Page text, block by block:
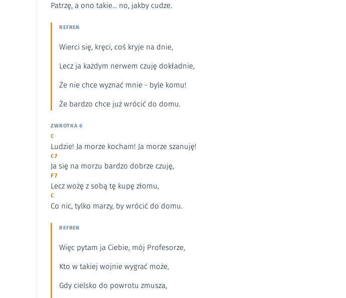
Patrzę, a ono takie... no, jakby cudze.
REFREN
Wierci się, kręci, coś kryje na dnie,
Lecz ja każdym nerwem czuję dokładnie,
Że nie chce wyznać mnie - byle komu!
Że bardzo chce już wrócić do domu.
ZWROTKA 6
C
Ludzie! Ja morze kocham! Ja morze szanuję!
C7
Ja się na morzu bardzo dobrze czuję,
F7
Lecz wożę z sobą tę kupę złomu,
C
Co nic, tylko marzy, by wrócić do domu.
REFREN
Więc pytam ja Ciebie, mój Profesorze,
Kto w takiej wojnie wygrać może,
Gdy cielsko do powrotu zmusza,